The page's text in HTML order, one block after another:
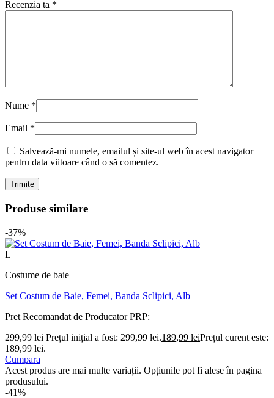
Recenzia ta *
Nume *
Email *
Salvează-mi numele, emailul și site-ul web în acest navigator
pentru data viitoare când o să comentez.
Produse similare
-37%
L
Costume de baie
Set Costum de Baie, Femei, Banda Sclipici, Alb
Pret Recomandat de ProducatorPRP:
299,99lei Prețul inițial a fost: 299,99 lei.189,99 leiPrețul curent este:
189,99 lei.
Cumpara
Acest produs are mai multe variații. Opțiunile pot fi alese în pagina
produsului.
-41%